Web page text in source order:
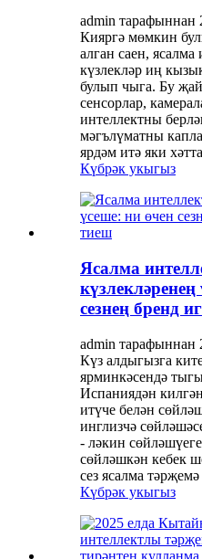
admin тарафыннан
Кияргә мөмкин
алган саен,
күзлекләр иң
булып чыга. Бу
сенсорлар,
интеллектны
мәгълүматны
ярдәм итә яки
Күбрәк укыгыз
Ясалма
сезнең бренд
admin тарафыннан
Күз алдыгызга
ярминкәсендә
Испаниядән
итүче белән
инглизчә
- ләкин
сөйләшкән кебек
сез ясалма
Күбрәк укыгыз